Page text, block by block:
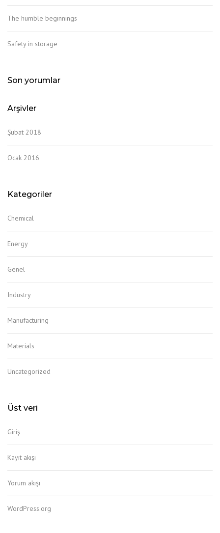
The humble beginnings
Safety in storage
Son yorumlar
Arşivler
Şubat 2018
Ocak 2016
Kategoriler
Chemical
Energy
Genel
Industry
Manufacturing
Materials
Uncategorized
Üst veri
Giriş
Kayıt akışı
Yorum akışı
WordPress.org